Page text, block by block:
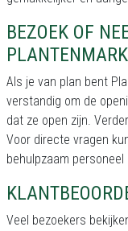
BEZOEK OF
Als je van plan bent
verstandig om de
dat ze open zijn.
Voor directe vragen
behulpzaam
Veel bezoekers